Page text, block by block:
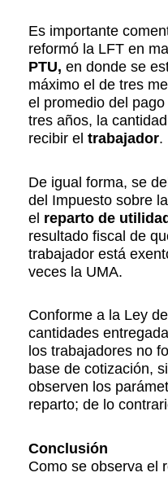
Es importante
reformó la LFT en
PTU, en donde se
máximo el de tres
el promedio del
tres años, la
recibir el trabajador.
De igual forma, se
del Impuesto sobre
el reparto de
resultado fiscal de
trabajador está
veces la UMA.
Conforme a la Ley
cantidades
los trabajadores no
base de cotización,
observen los
reparto; de lo
Conclusión
Como se observa el